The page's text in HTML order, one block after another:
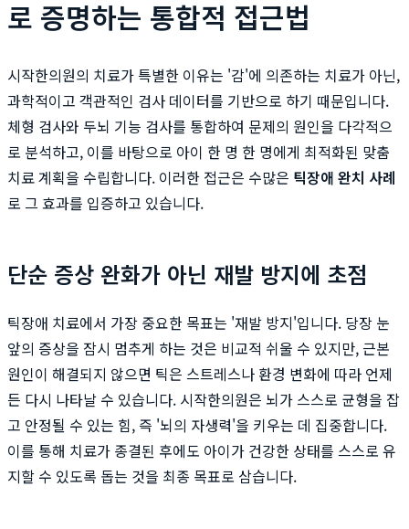
로 증명하는 통합적 접근법
시작한의원의 치료가 특별한 이유는 '감'에 의존하는 치료가 아닌,
과학적이고 객관적인 검사 데이터를 기반으로 하기 때문입니다.
체형 검사와 두뇌 기능 검사를 통합하여 문제의 원인을 다각적으
로 분석하고, 이를 바탕으로 아이 한 명 한 명에게 최적화된 맞춤
치료 계획을 수립합니다. 이러한 접근은 수많은 틱장애 완치 사례
로 그 효과를 입증하고 있습니다.
단순 증상 완화가 아닌 재발 방지에 초점
틱장애 치료에서 가장 중요한 목표는 '재발 방지'입니다. 당장 눈
앞의 증상을 잠시 멈추게 하는 것은 비교적 쉬울 수 있지만, 근본
원인이 해결되지 않으면 틱은 스트레스나 환경 변화에 따라 언제
든 다시 나타날 수 있습니다. 시작한의원은 뇌가 스스로 균형을 잡
고 안정될 수 있는 힘, 즉 '뇌의 자생력'을 키우는 데 집중합니다.
이를 통해 치료가 종결된 후에도 아이가 건강한 상태를 스스로 유
지할 수 있도록 돕는 것을 최종 목표로 삼습니다.